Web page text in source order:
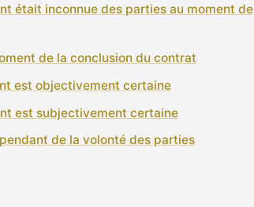
était inconnue des parties au moment de
de la conclusion du contrat
est objectivement certaine
est subjectivement certaine
de la volonté des parties